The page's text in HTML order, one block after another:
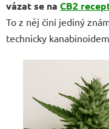
vázat se na CB2
To z něj činí jediný
technicky